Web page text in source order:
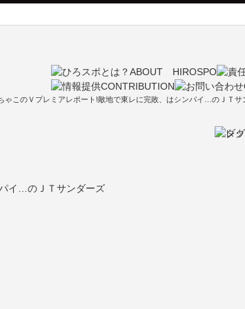
ゃこのＶプレミアレポート!敵地で東レに完敗、はシンパイ…のＪＴサ
イ…のＪＴサンダーズ